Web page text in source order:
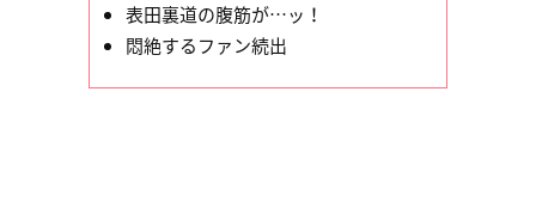
表田裏道の腹筋が…ッ！
悶絶するファン続出